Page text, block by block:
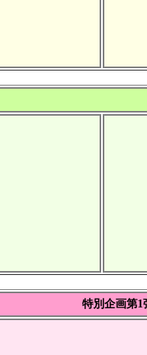
特別企画第1